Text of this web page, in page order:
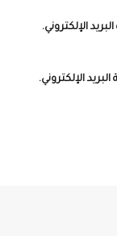
الإلكتروني.
الإلكتروني.